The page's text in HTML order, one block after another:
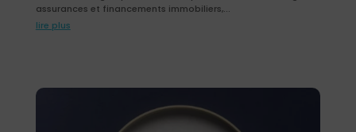
assurances et financements immobiliers,...
lire plus